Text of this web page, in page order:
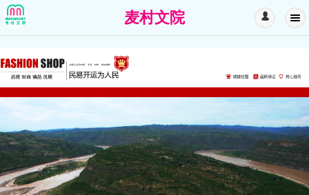
麦村文院 󰄭